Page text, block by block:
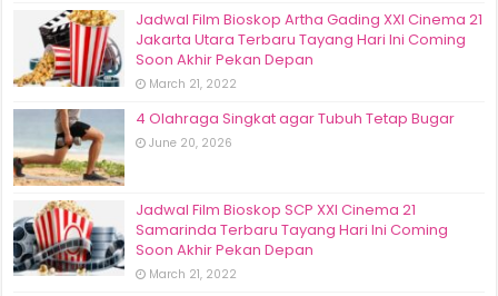
Jadwal Film Bioskop Artha Gading XXI Cinema 21
Jakarta Utara Terbaru Tayang Hari Ini Coming
Soon Akhir Pekan Depan
March 21, 2022
4 Olahraga Singkat agar Tubuh Tetap Bugar
June 20, 2026
Jadwal Film Bioskop SCP XXI Cinema 21
Samarinda Terbaru Tayang Hari Ini Coming
Soon Akhir Pekan Depan
March 21, 2022